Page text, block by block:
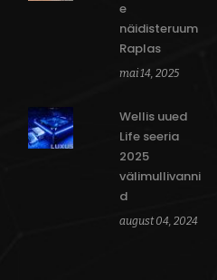
e
näidisteruum
Raplas
mai 14, 2025
Wellis uued
Life seeria
2025
välimullivanni
d
august 04, 2024